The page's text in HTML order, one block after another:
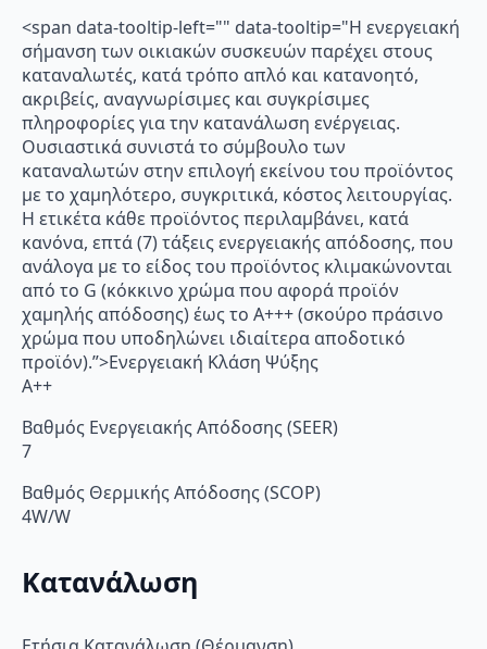
<span data-tooltip-left="" data-tooltip="Η ενεργειακή
σήμανση των οικιακών συσκευών παρέχει στους
καταναλωτές, κατά τρόπο απλό και κατανοητό,
ακριβείς, αναγνωρίσιμες και συγκρίσιμες
πληροφορίες για την κατανάλωση ενέργειας.
Ουσιαστικά συνιστά το σύμβουλο των
καταναλωτών στην επιλογή εκείνου του προϊόντος
με το χαμηλότερο, συγκριτικά, κόστος λειτουργίας.
Η ετικέτα κάθε προϊόντος περιλαμβάνει, κατά
κανόνα, επτά (7) τάξεις ενεργειακής απόδοσης, που
ανάλογα με το είδος του προϊόντος κλιμακώνονται
από το G (κόκκινο χρώμα που αφορά προϊόν
χαμηλής απόδοσης) έως το Α+++ (σκούρο πράσινο
χρώμα που υποδηλώνει ιδιαίτερα αποδοτικό
προϊόν).”>Ενεργειακή Κλάση Ψύξης
A++
Βαθμός Ενεργειακής Απόδοσης (SEER)
7
Βαθμός Θερμικής Απόδοσης (SCOP)
4W/W
Κατανάλωση